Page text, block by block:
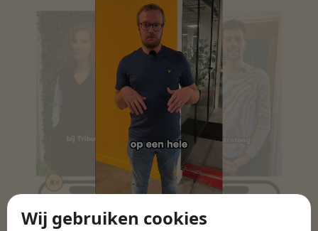
Wij gebruiken cookies